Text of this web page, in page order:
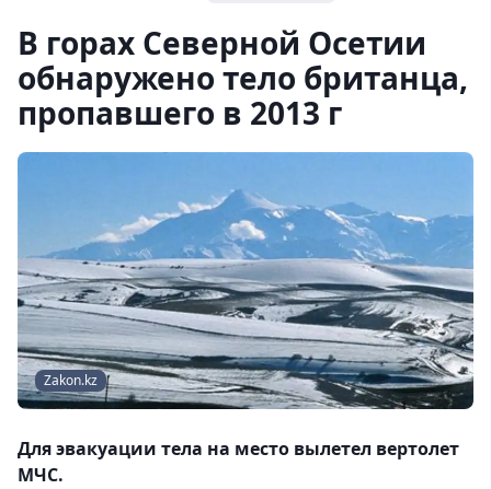
В горах Северной Осетии
обнаружено тело британца,
пропавшего в 2013 г
Zakon.kz
Для эвакуации тела на место вылетел вертолет
МЧС.